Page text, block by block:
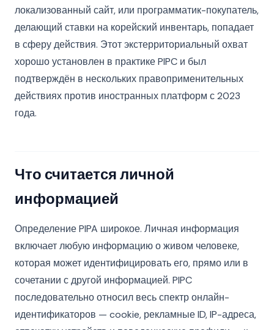
локализованный сайт, или программатик-покупатель,
делающий ставки на корейский инвентарь, попадает
в сферу действия. Этот экстерриториальный охват
хорошо установлен в практике PIPC и был
подтверждён в нескольких правоприменительных
действиях против иностранных платформ с 2023
года.
Что считается личной
информацией
Определение PIPA широкое. Личная информация
включает любую информацию о живом человеке,
которая может идентифицировать его, прямо или в
сочетании с другой информацией. PIPC
последовательно относил весь спектр онлайн-
идентификаторов — cookie, рекламные ID, IP-адреса,